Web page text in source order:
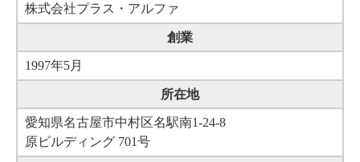
株式会社プラス・アルファ
創業
1997年5月
所在地
愛知県名古屋市中村区名駅南1-24-8
原ビルディング 701号